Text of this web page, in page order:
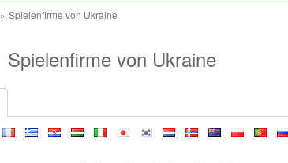
» Spielenfirme von Ukraine
Spielenfirme von Ukraine
fr gr hr hu it jp kr nl no nz pl pt ru